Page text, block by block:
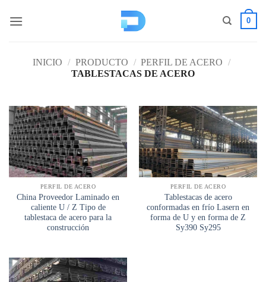
0
INICIO / PRODUCTO / PERFIL DE ACERO /
TABLESTACAS DE ACERO
PERFIL DE ACERO
China Proveedor Laminado en
caliente U / Z Tipo de
tablestaca de acero para la
construcción
PERFIL DE ACERO
Tablestacas de acero
conformadas en frío Lasern en
forma de U y en forma de Z
Sy390 Sy295